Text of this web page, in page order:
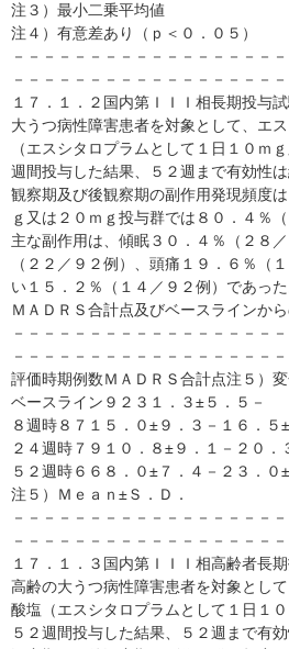
注３）最小二乗平均値
注４）有意差あり（ｐ＜０．０５）
－－－－－－－－－－－－－－－－－
－－－－－－－－－－－－－－－－－
１７．１．２国内第ＩＩＩ相長期投与
大うつ病性障害患者を対象として、エ
（エスシタロプラムとして１日１０ｍ
週間投与した結果、５２週まで有効性は
観察期及び後観察期の副作用発現頻度
ｇ又は２０ｍｇ投与群では８０．４％
主な副作用は、傾眠３０．４％（２８
（２２／９２例）、頭痛１９．６％（
い１５．２％（１４／９２例）であった
ＭＡＤＲＳ合計点及びベースラインか
－－－－－－－－－－－－－－－－－
－－－－－－－－－－－－－－－－－
評価時期例数ＭＡＤＲＳ合計点注５）変
ベースライン９２３１．３±５．５－
８週時８７１５．０±９．３－１６．５
２４週時７９１０．８±９．１－２０．
５２週時６６８．０±７．４－２３．０
注５）Ｍｅａｎ±Ｓ．Ｄ．
－－－－－－－－－－－－－－－－－
－－－－－－－－－－－－－－－－－
１７．１．３国内第ＩＩＩ相高齢者長
高齢の大うつ病性障害患者を対象とし
酸塩（エスシタロプラムとして１日１
５２週間投与した結果、５２週まで有効